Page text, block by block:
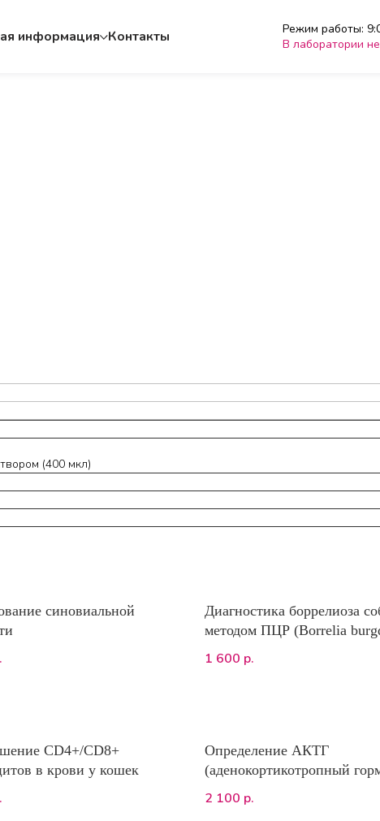
информация Контакты
Режим работы:
В лаборатории
(400 мкл)
синовиальной
Диагностика боррелиоза
методом ПЦР (Borrelia
sensu lato)
1 600 р.
CD4+/CD8+
в крови у кошек
Определение АКТГ
(аденокортикотропный
ИХЛА)
2 100 р.